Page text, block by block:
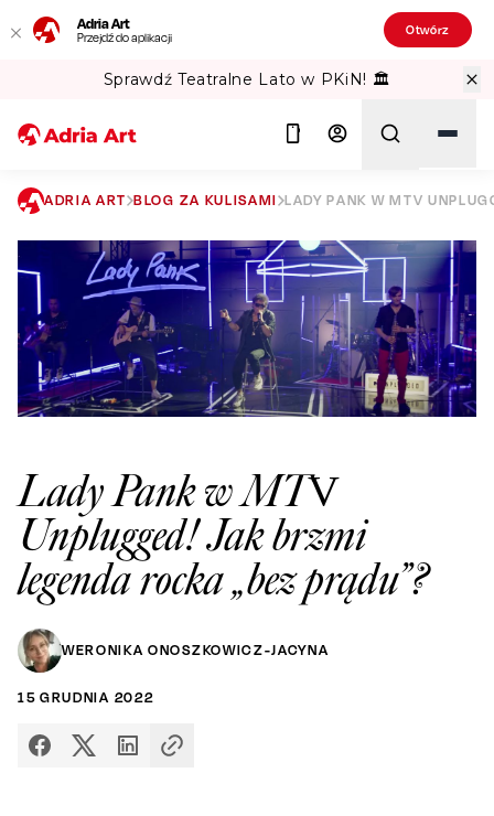
Adria Art
Przejdź do aplikacji Otwórz
Sprawdź Teatralne Lato w PKiN! 🏛️
Szukaj
ADRIA ART BLOG ZA KULISAMI LADY PANK W MTV
Lady Pank w MTV
Unplugged! Jak brzmi
legenda rocka „bez prądu”?
WERONIKA ONOSZKOWICZ-JACYNA
15 GRUDNIA 2022